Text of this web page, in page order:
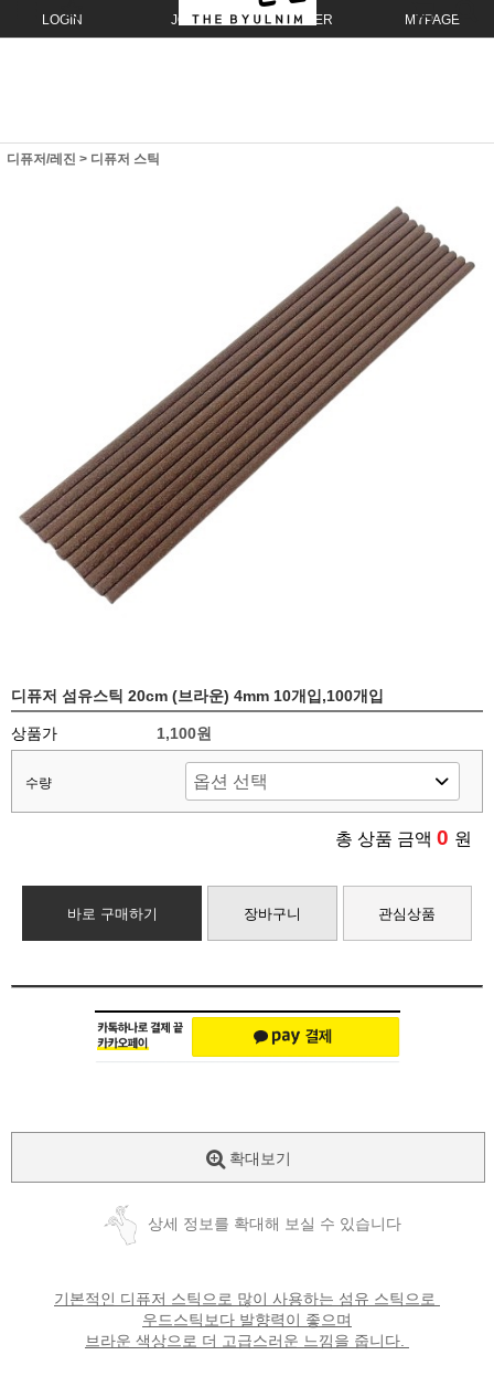
LOGIN JOIN ORDER MYPAGE
디퓨저/레진 > 디퓨저 스틱
디퓨저 섬유스틱 20cm (브라운) 4mm 10개입,100개입
상품가 1,100원
수량
총 상품 금액 0 원
바로 구매하기 장바구니 관심상품
확대보기
상세 정보를 확대해 보실 수 있습니다
기본적인 디퓨저 스틱으로 많이 사용하는 섬유 스틱으로
우드스틱보다 발향력이 좋으며
브라운 색상으로 더 고급스러운 느낌을 줍니다.